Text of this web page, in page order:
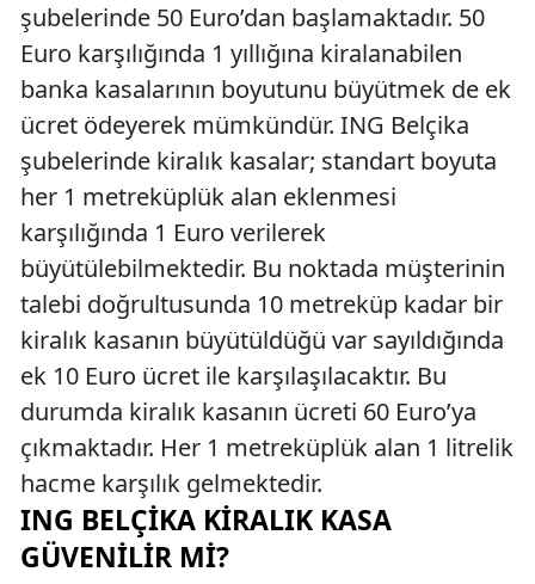
şubelerinde 50 Euro’dan başlamaktadır. 50
Euro karşılığında 1 yıllığına kiralanabilen
banka kasalarının boyutunu büyütmek de ek
ücret ödeyerek mümkündür. ING Belçika
şubelerinde kiralık kasalar; standart boyuta
her 1 metreküplük alan eklenmesi
karşılığında 1 Euro verilerek
büyütülebilmektedir. Bu noktada müşterinin
talebi doğrultusunda 10 metreküp kadar bir
kiralık kasanın büyütüldüğü var sayıldığında
ek 10 Euro ücret ile karşılaşılacaktır. Bu
durumda kiralık kasanın ücreti 60 Euro’ya
çıkmaktadır. Her 1 metreküplük alan 1 litrelik
hacme karşılık gelmektedir.
ING BELÇIKA KIRALIK KASA
GÜVENILIR MI?